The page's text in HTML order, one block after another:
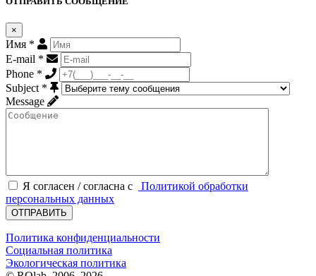
×
Имя *
E-mail *
Phone *
Subject *
Message
Я согласен / согласна с
Политикой обработки
персональных данных
ОТПРАВИТЬ
Политика конфиденциальности
Социальная политика
Экологическая политика